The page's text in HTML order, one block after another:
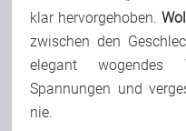
Kontakt
Team
klar hervorgehoben.
zwischen den
elegant wogendes
Spannungen und
nie.